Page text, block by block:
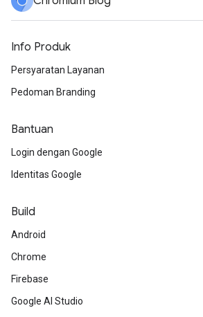
Info Produk
Persyaratan Layanan
Pedoman Branding
Bantuan
Login dengan Google
Identitas Google
Build
Android
Chrome
Firebase
Google AI Studio